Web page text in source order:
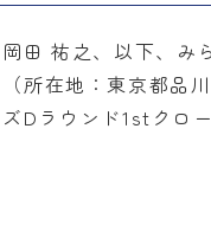
田 祐之、以下、み
所在地：東京都品
ラウンド1stクロー